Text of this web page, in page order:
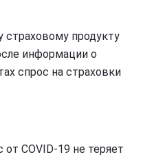
страховому продукту
информации о
спрос на страховки
COVID-19 не теряет